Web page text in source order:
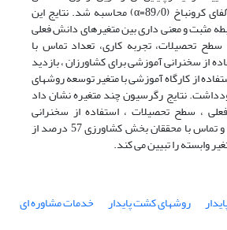
انجام شد که ضریب آلفای کرونباخ (89/0=α) محاسبه شد. نتایج این
مثبت و معنی داری بین متغیرهای دانش فعلی
تحصیلات، تجربه کاری، تعداد تماس با
از سخنرانی آموزشی برای کشاورزان ، بازدید
از کارگاه آموزشی با متغیر توسعه روشهای
نتایج رگرسیون چند متغیره نشان داد
، سطح تحصیلات ، استفاده از سخنرانی
آموزشی ، تجربه کاری و تماس با محققان بخش کشاورزی 57 درصد از
وابسته را تبیین می کند.
روشهای کشت پایدار خدمات مشاوره ای